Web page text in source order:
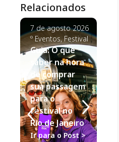
Relacionados
7 de agosto 2026
ºEventos,Festival
Guia: O que
saber na hora
de comprar
sua passagem
para o
festival no
Rio de Janeiro
Ir para o Post >